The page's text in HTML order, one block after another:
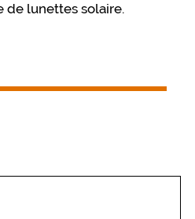
de lunettes solaire.